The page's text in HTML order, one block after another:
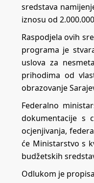
sredstava
iznosu od
Raspodjela ovih
programa je
uslova za
prihodima od
obrazovanje
Federalno
dokumentacije s
ocjenjivanja,
će Ministarstvo s
budžetskih
Odlukom je